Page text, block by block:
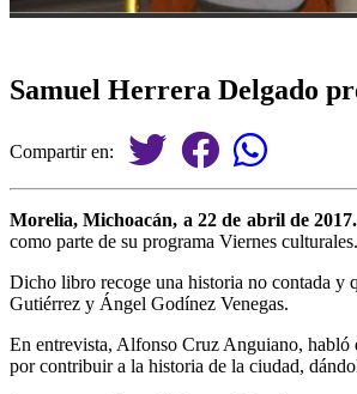
Samuel Herrera Delgado
Compartir en:
Morelia, Michoacán, a 22 de abril de
como parte de su programa Viernes culturales.
Dicho libro recoge una historia no contada y
Gutiérrez y Ángel Godínez Venegas.
En entrevista, Alfonso Cruz Anguiano, habló
por contribuir a la historia de la ciudad,